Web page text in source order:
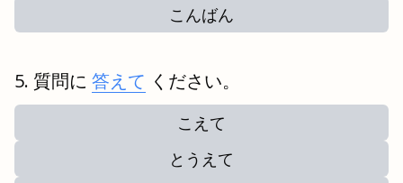
こんばん
質問に 答えて ください。
こえて
とうえて